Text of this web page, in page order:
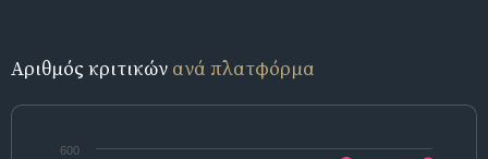
Αριθμός κριτικών ανά πλατφόρμα
600